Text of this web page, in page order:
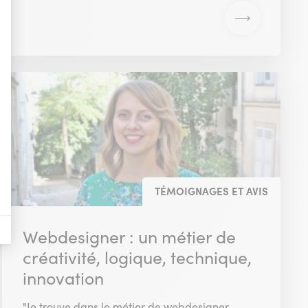
a des conversions.
a des conversions.
a des conversions.
de publicité numérique centrée sur le consommateur.
TÉMOIGNAGES ET AVIS
Webdesigner : un métier de
créativité, logique, technique,
innovation